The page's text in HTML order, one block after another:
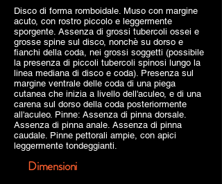
Disco di forma romboidale. Muso con margine
acuto, con rostro piccolo e leggermente
sporgente. Assenza di grossi tubercoli ossei e
grosse spine sul disco, nonchè su dorso e
fianchi della coda, nei grossi soggetti (possibile
la presenza di piccoli tubercoli spinosi lungo la
linea mediana di disco e coda). Presenza sul
margine ventrale delle coda di una piega
cutanea che inizia a livello dell'aculeo, e di una
carena sul dorso della coda posteriormente
all'aculeo. Pinne: Assenza di pinna dorsale.
Assenza di pinna anale. Assenza di pinna
caudale. Pinne pettorali ampie, con apici
leggermente tondeggianti.
Dimensioni